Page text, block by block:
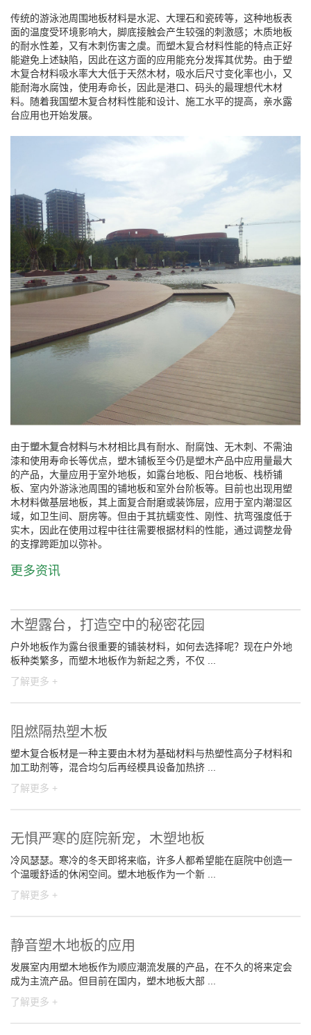
传统的游泳池周围地板材料是水泥、大理石和瓷砖等，这种地板表
面的温度受环境影响大，脚底接触会产生较强的刺激感；木质地板
的耐水性差，又有木刺伤害之虞。而塑木复合材料性能的特点正好
能避免上述缺陷，因此在这方面的应用能充分发挥其优势。由于塑
木复合材料吸水率大大低于天然木材，吸水后尺寸变化率也小，又
能耐海水腐蚀，使用寿命长，因此是港口、码头的最理想代木材
料。随着我国塑木复合材料性能和设计、施工水平的提高，亲水露
台应用也开始发展。
由于塑木复合材料与木材相比具有耐水、耐腐蚀、无木刺、不需油
漆和使用寿命长等优点，塑木铺板至今仍是塑木产品中应用量最大
的产品，大量应用于室外地板，如露台地板、阳台地板、栈桥铺
板、室内外游泳池周围的铺地板和室外台阶板等。目前也出现用塑
木材料做基层地板，其上面复合耐磨或装饰层，应用于室内潮湿区
域，如卫生间、厨房等。但由于其抗蠕变性、刚性、抗弯强度低于
实木，因此在使用过程中往往需要根据材料的性能，通过调整龙骨
的支撑跨距加以弥补。
更多资讯
木塑露台，打造空中的秘密花园
户外地板作为露台很重要的铺装材料，如何去选择呢？现在户外地
板种类繁多，而塑木地板作为新起之秀，不仅 ...
了解更多 +
阻燃隔热塑木板
塑木复合板材是一种主要由木材为基础材料与热塑性高分子材料和
加工助剂等，混合均匀后再经模具设备加热挤 ...
了解更多 +
无惧严寒的庭院新宠，木塑地板
冷风瑟瑟。寒冷的冬天即将来临，许多人都希望能在庭院中创造一
个温暖舒适的休闲空间。塑木地板作为一个新 ...
了解更多 +
静音塑木地板的应用
发展室内用塑木地板作为顺应潮流发展的产品，在不久的将来定会
成为主流产品。但目前在国内，塑木地板大部 ...
了解更多 +